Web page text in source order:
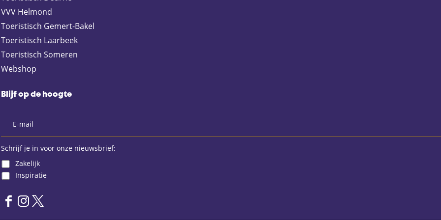
VVV Helmond
Toeristisch Gemert-Bakel
Toeristisch Laarbeek
Toeristisch Someren
Webshop
Blijf op de hoogte
Schrijf je in voor onze nieuwsbrief:
Zakelijk
Inspiratie
F
I
X